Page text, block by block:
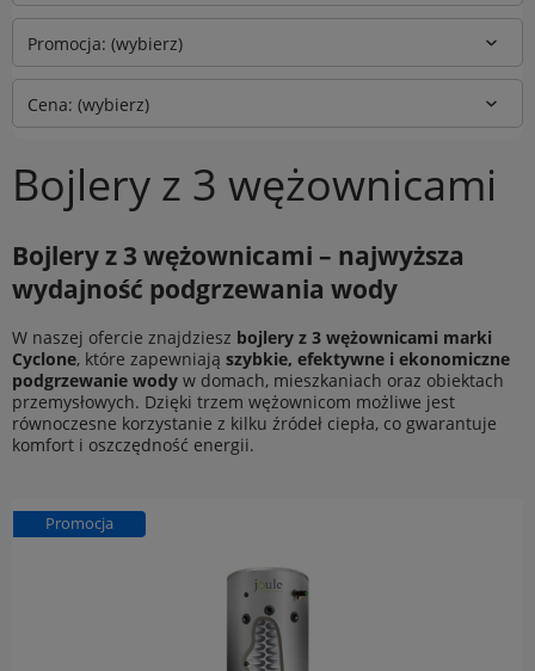
Cena: (wybierz)
Promocja: (wybierz)
Bojlery z 3 wężownicami
Bojlery z 3 wężownicami – najwyższa
wydajność podgrzewania wody
W naszej ofercie znajdziesz bojlery z 3 wężownicami marki
Cyclone, które zapewniają szybkie, efektywne i ekonomiczne
podgrzewanie wody w domach, mieszkaniach oraz obiektach
przemysłowych. Dzięki trzem wężownicom możliwe jest
równoczesne korzystanie z kilku źródeł ciepła, co gwarantuje
komfort i oszczędność energii.
Promocja